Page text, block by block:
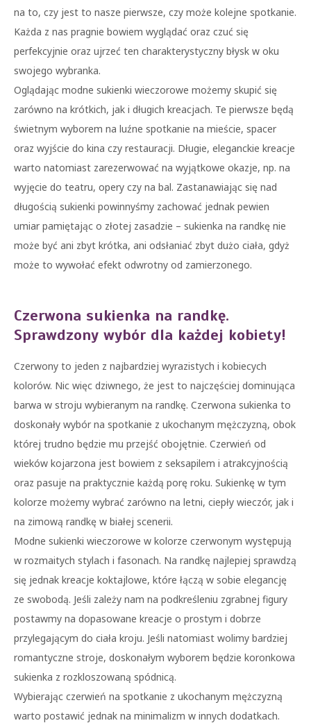
na to, czy jest to nasze pierwsze, czy może kolejne spotkanie.
Każda z nas pragnie bowiem wyglądać oraz czuć się
perfekcyjnie oraz ujrzeć ten charakterystyczny błysk w oku
swojego wybranka.
Oglądając modne sukienki wieczorowe możemy skupić się
zarówno na krótkich, jak i długich kreacjach. Te pierwsze będą
świetnym wyborem na luźne spotkanie na mieście, spacer
oraz wyjście do kina czy restauracji. Długie, eleganckie kreacje
warto natomiast zarezerwować na wyjątkowe okazje, np. na
wyjęcie do teatru, opery czy na bal. Zastanawiając się nad
długością sukienki powinnyśmy zachować jednak pewien
umiar pamiętając o złotej zasadzie – sukienka na randkę nie
może być ani zbyt krótka, ani odsłaniać zbyt dużo ciała, gdyż
może to wywołać efekt odwrotny od zamierzonego.
Czerwona sukienka na randkę.
Sprawdzony wybór dla każdej kobiety!
Czerwony to jeden z najbardziej wyrazistych i kobiecych
kolorów. Nic więc dziwnego, że jest to najczęściej dominująca
barwa w stroju wybieranym na randkę. Czerwona sukienka to
doskonały wybór na spotkanie z ukochanym mężczyzną, obok
której trudno będzie mu przejść obojętnie. Czerwień od
wieków kojarzona jest bowiem z seksapilem i atrakcyjnością
oraz pasuje na praktycznie każdą porę roku. Sukienkę w tym
kolorze możemy wybrać zarówno na letni, ciepły wieczór, jak i
na zimową randkę w białej scenerii.
Modne sukienki wieczorowe w kolorze czerwonym występują
w rozmaitych stylach i fasonach. Na randkę najlepiej sprawdzą
się jednak kreacje koktajlowe, które łączą w sobie elegancję
ze swobodą. Jeśli zależy nam na podkreśleniu zgrabnej figury
postawmy na dopasowane kreacje o prostym i dobrze
przylegającym do ciała kroju. Jeśli natomiast wolimy bardziej
romantyczne stroje, doskonałym wyborem będzie koronkowa
sukienka z rozkloszowaną spódnicą.
Wybierając czerwień na spotkanie z ukochanym mężczyzną
warto postawić jednak na minimalizm w innych dodatkach.